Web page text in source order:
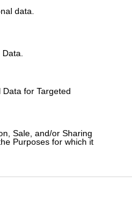
data.
for Targeted
Sale, and/or Sharing
Purposes for which it
και πάλι δίδυμα
Τελικά μια
τα
αυτά παιδιά και
τους δεν
δεν θα
Έχω